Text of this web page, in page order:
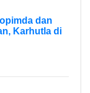
dan
Karhutla di